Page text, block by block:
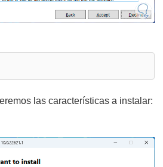
las características a instalar: